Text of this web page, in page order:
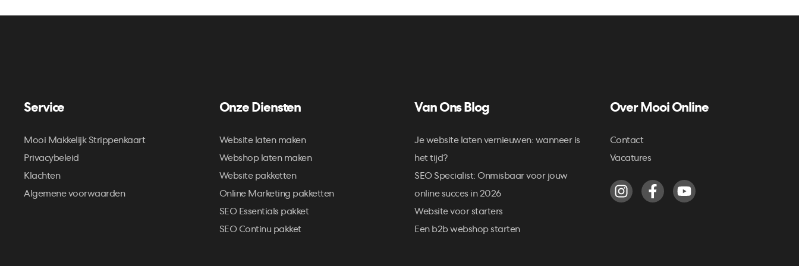
Service
Mooi Makkelijk Strippenkaart
Privacybeleid
Klachten
Algemene voorwaarden
Onze Diensten
Website laten maken
Webshop laten maken
Website pakketten
Online Marketing pakketten
SEO Essentials pakket
SEO Continu pakket
Van Ons Blog
Je website laten vernieuwen: wanneer is
het tijd?
SEO Specialist: Onmisbaar voor jouw
online succes in 2026
Website voor starters
Een b2b webshop starten
Over Mooi Online
Contact
Vacatures